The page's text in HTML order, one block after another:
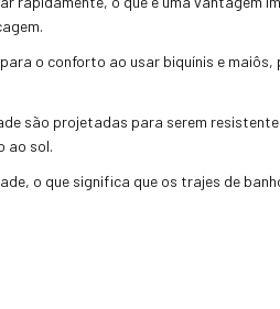
o conforto ao usar biquínis e
são projetadas para serem
ao sol.
o que significa que os trajes de